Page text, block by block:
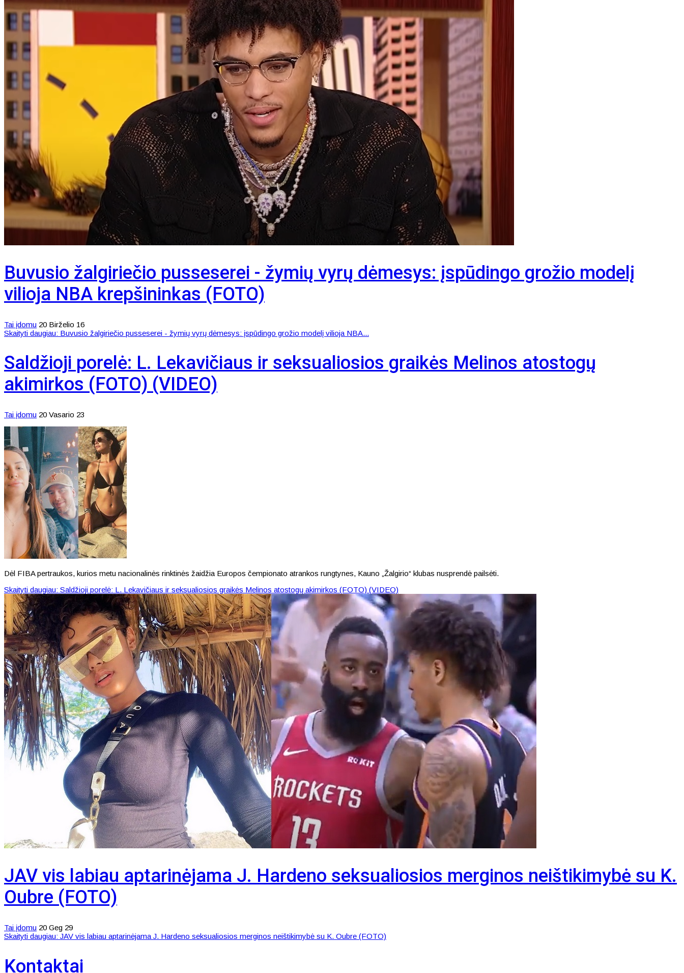
Buvusio žalgiriečio pusseserei - žymių vyrų dėmesys: įspūdingo grožio modelį
vilioja NBA krepšininkas (FOTO)
Tai įdomu 20 Birželio 16
Skaityti daugiau: Buvusio žalgiriečio pusseserei - žymių vyrų dėmesys: įspūdingo grožio modelį vilioja NBA...
Saldžioji porelė: L. Lekavičiaus ir seksualiosios graikės Melinos atostogų
akimirkos (FOTO) (VIDEO)
Tai įdomu 20 Vasario 23
Dėl FIBA pertraukos, kurios metu nacionalinės rinktinės žaidžia Europos čempionato atrankos rungtynes, Kauno „Žalgirio“ klubas nusprendė pailsėti.
Skaityti daugiau: Saldžioji porelė: L. Lekavičiaus ir seksualiosios graikės Melinos atostogų akimirkos (FOTO) (VIDEO)
JAV vis labiau aptarinėjama J. Hardeno seksualiosios merginos neištikimybė su K.
Oubre (FOTO)
Tai įdomu 20 Geg 29
Skaityti daugiau: JAV vis labiau aptarinėjama J. Hardeno seksualiosios merginos neištikimybė su K. Oubre (FOTO)
Kontaktai